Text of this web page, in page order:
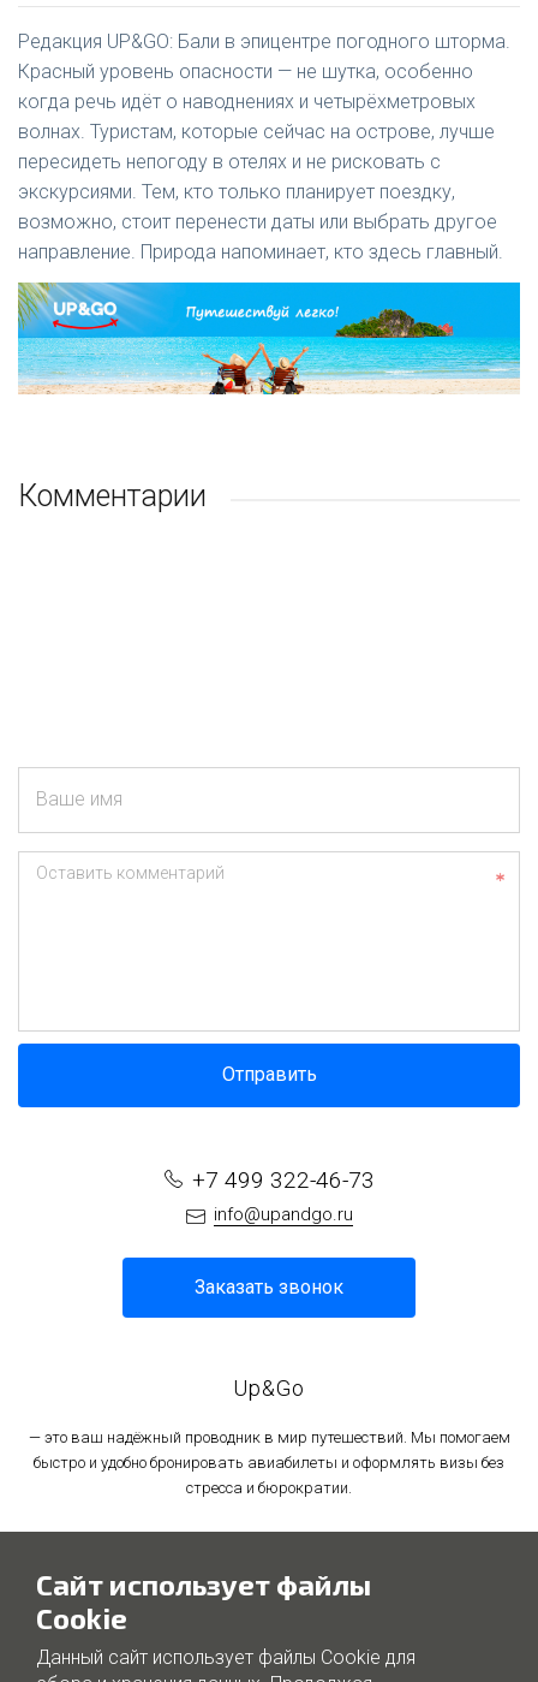
Редакция UP&GO: Бали в эпицентре погодного шторма.
Красный уровень опасности — не шутка, особенно
когда речь идёт о наводнениях и четырёхметровых
волнах. Туристам, которые сейчас на острове, лучше
пересидеть непогоду в отелях и не рисковать с
экскурсиями. Тем, кто только планирует поездку,
возможно, стоит перенести даты или выбрать другое
направление. Природа напоминает, кто здесь главный.
Комментарии
Ваше имя
Оставить комментарий
Отправить
+7 499 322-46-73
info@upandgo.ru
Заказать звонок
Up&Go
— это ваш надёжный проводник в мир путешествий. Мы помогаем
быстро и удобно бронировать авиабилеты и оформлять визы без
стресса и бюрократии.
Политика использования файлов cookie
Сайт использует файлы
Cookie
Данный сайт использует файлы Cookie для